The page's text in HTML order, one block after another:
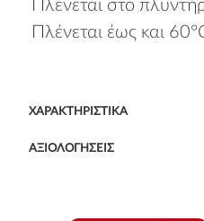
Πλένεται στο
Πλένεται έως και
ΧΑΡΑΚΤΗΡΙΣΤΙΚΆ
ΑΞΙΟΛΟΓΉΣΕΙΣ